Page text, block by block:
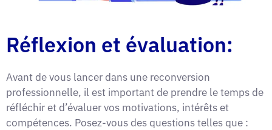
Réflexion et évaluation:
Avant de vous lancer dans une reconversion
professionnelle, il est important de prendre le temps de
réfléchir et d’évaluer vos motivations, intérêts et
compétences. Posez-vous des questions telles que :